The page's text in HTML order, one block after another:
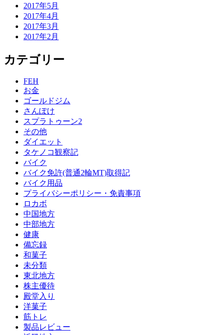
2017年5月
2017年4月
2017年3月
2017年2月
カテゴリー
FEH
お金
ゴールドジム
さんぽけ
スプラトゥーン2
その他
ダイエット
タケノコ観察記
バイク
バイク免許(普通2輪MT)取得記
バイク用品
プライバシーポリシー・免責事項
ロカボ
中国地方
中部地方
健康
備忘録
和菓子
未分類
東北地方
株主優待
殿堂入り
洋菓子
筋トレ
製品レビュー